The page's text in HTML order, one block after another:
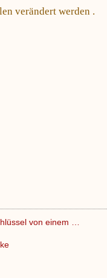
verändert werden .
von einem …